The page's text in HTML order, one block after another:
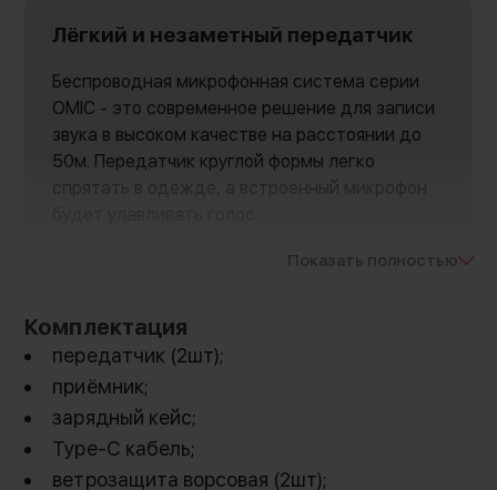
Лёгкий и незаметный передатчик
Беспроводная микрофонная система серии
OMIC - это современное решение для записи
звука в высоком качестве на расстоянии до
50м. Передатчик круглой формы легко
спрятать в одежде, а встроенный микрофон
Показать полностью
Комплектация
передатчик (2шт);
приёмник;
зарядный кейс;
Type-C кабель;
ветрозащита ворсовая (2шт);